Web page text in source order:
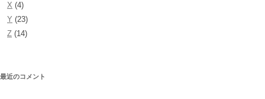
X (4)
Y (23)
Z (14)
最近のコメント